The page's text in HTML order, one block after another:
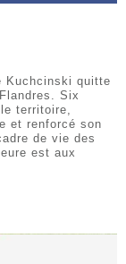
Kuchcinski quitte
Six
territoire,
et renforcé son
de vie des
est aux